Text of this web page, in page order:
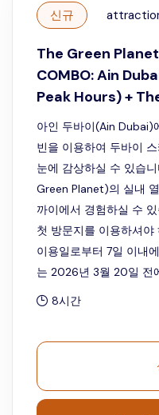
신규
The Green
COMBO: Ain
Peak Hours) +
아인 두바이(Ain Dubai)
빈을 이용하여 두바이
눈에 감상하실 수 있습
Green Planet)의 실내
까이에서 경험하실 수
첫 방문지를 이용하셔야
이용일로부터 7일 이내
는 2026년 3월 20일 전
8시간